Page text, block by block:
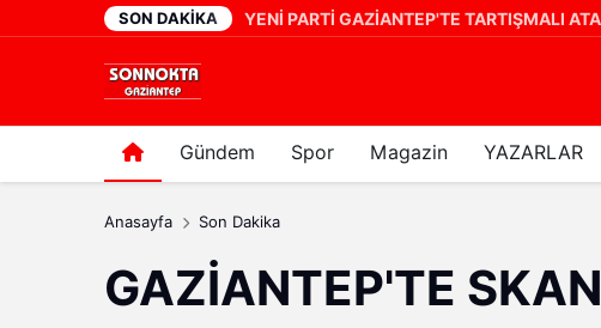
SON DAKIKA
22 saat önce
Gündem Spor Magazin YAZARLAR
Anasayfa Son Dakika
GAZİANTEP'TE